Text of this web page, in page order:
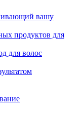
вашу
продуктов для
для волос